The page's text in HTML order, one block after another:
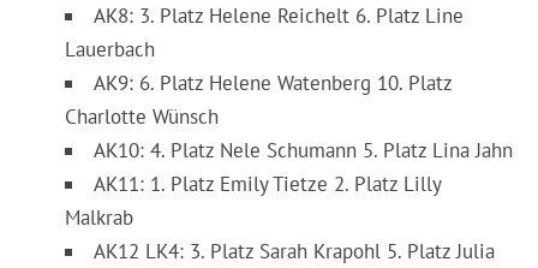
AK8: 3. Platz Helene Reichelt 6. Platz Line
Lauerbach
AK9: 6. Platz Helene Watenberg 10. Platz
Charlotte Wünsch
AK10: 4. Platz Nele Schumann 5. Platz Lina Jahn
AK11: 1. Platz Emily Tietze 2. Platz Lilly
Malkrab
AK12 LK4: 3. Platz Sarah Krapohl 5. Platz Julia